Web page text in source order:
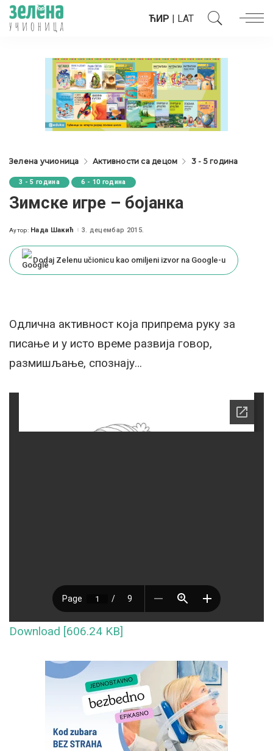
ЋИР | LAT
Зелена учионица Активности са децом 3 - 5 година
3 - 5 година 6 - 10 година
Зимске игре – бојанка
Posted
Аутор: Нада Шакић 3. децембар 2015.
Dodaj Zelenu učionicu kao omiljeni izvor na Google-u
Одлична активност која припрема руку за
писање и у исто време развија говор,
размишљање, спознају…
Download [606.24 KB]